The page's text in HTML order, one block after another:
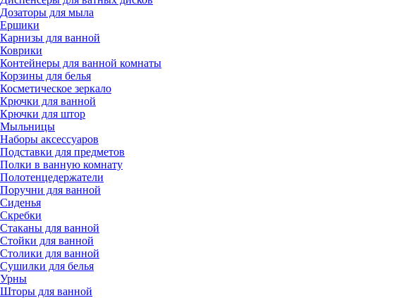
Дозаторы для мыла
Ершики
Карнизы для ванной
Коврики
Контейнеры для ванной комнаты
Корзины для белья
Косметическое зеркало
Крючки для ванной
Крючки для штор
Мыльницы
Наборы аксессуаров
Подставки для предметов
Полки в ванную комнату
Полотенцедержатели
Поручни для ванной
Сиденья
Скребки
Стаканы для ванной
Стойки для ванной
Столики для ванной
Сушилки для белья
Урны
Шторы для ванной